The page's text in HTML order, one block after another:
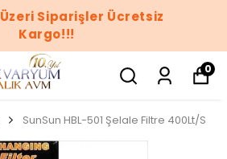
1250 TL ve Üzeri Siparişler
0
SunSun HBL-501 Şelale Filtre 400Lt/S